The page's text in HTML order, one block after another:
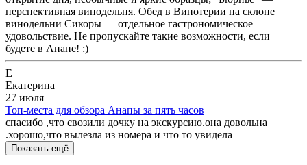
перспективная винодельня. Обед в Винотерии на склоне
винодельни Сикоры — отдельное гастрономическое
удовольствие. Не пропускайте такие возможности, если
будете в Анапе! :)
Е
Екатерина
27 июля
Топ-места для обзора Анапы за пять часов
спасибо ,что свозили дочку на экскурсию.она довольна
.хорошо,что вылезла из номера и что то увидела
Показать ещё